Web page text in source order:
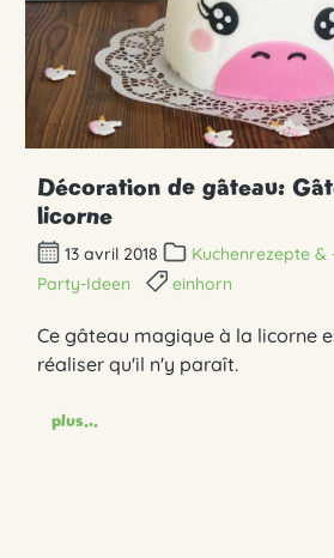
Décoration de gâteau:
licorne
13 avril 2018 Kuchenrezepte &
Party-Ideen
einhorn
Ce gâteau magique à la licorne
réaliser qu'il n'y paraît.
plus...